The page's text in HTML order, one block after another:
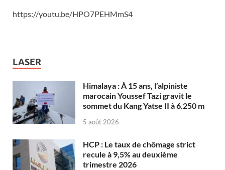
https://youtu.be/HPO7PEHMmS4
LASER
Himalaya : À 15 ans, l’alpiniste
marocain Youssef Tazi gravit le
sommet du Kang Yatse II à 6.250 m
5 août 2026
HCP : Le taux de chômage strict
recule à 9,5% au deuxième
trimestre 2026